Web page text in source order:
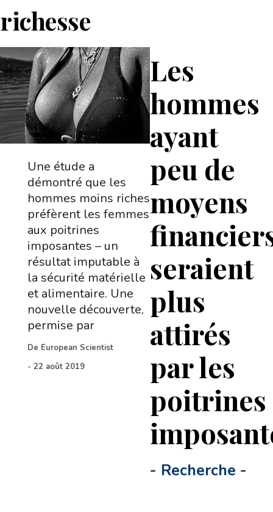
richesse
Les
hommes
ayant
peu de
moyens
seraient
plus
attirés
par les
poitrines
- Recherche -
Une étude a
démontré que les
hommes moins riches
préfèrent les femmes
aux poitrines
imposantes – un
résultat imputable à
la sécurité matérielle
et alimentaire. Une
nouvelle découverte,
permise par
De European Scientist
- 22 août 2019